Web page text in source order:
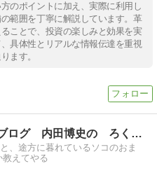
のポイントに加え、実際に利用し
範囲を丁寧に解説しています。革
ことで、投資の楽しみと効果を実
具体性とリアルな情報伝達を重視
ます。
笑えるトレードブログ 内田博史の ろくでなし日記
、途方に暮れているソコのおま
えてやる